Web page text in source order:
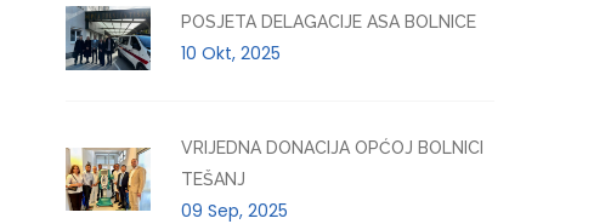
POSJETA DELAGACIJE ASA BOLNICE
10 Okt, 2025
VRIJEDNA DONACIJA OPĆOJ BOLNICI
TEŠANJ
09 Sep, 2025